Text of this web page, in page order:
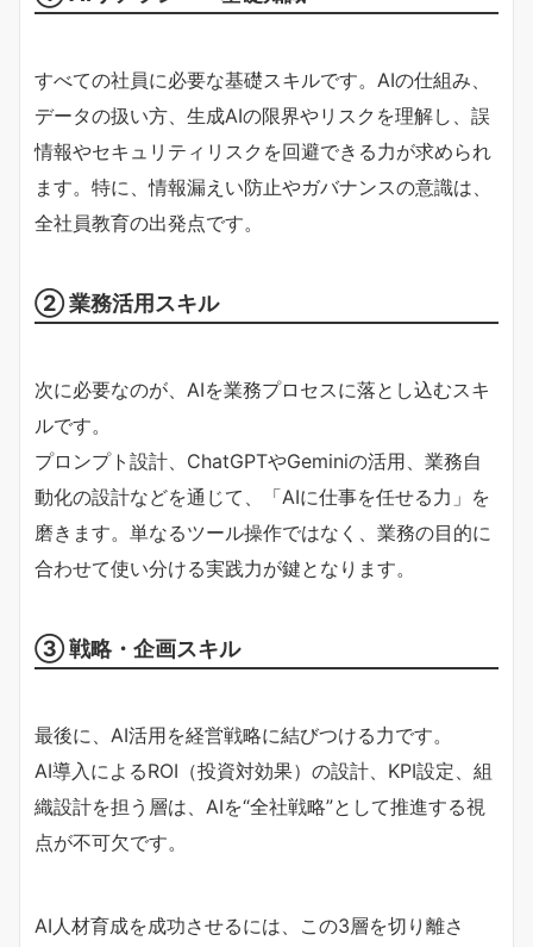
すべての社員に必要な基礎スキルです。AIの仕組み、
データの扱い方、生成AIの限界やリスクを理解し、誤
情報やセキュリティリスクを回避できる力が求められ
ます。特に、情報漏えい防止やガバナンスの意識は、
全社員教育の出発点です。
② 業務活用スキル
次に必要なのが、AIを業務プロセスに落とし込むスキ
ルです。
プロンプト設計、ChatGPTやGeminiの活用、業務自
動化の設計などを通じて、「AIに仕事を任せる力」を
磨きます。単なるツール操作ではなく、業務の目的に
合わせて使い分ける実践力が鍵となります。
③ 戦略・企画スキル
最後に、AI活用を経営戦略に結びつける力です。
AI導入によるROI（投資対効果）の設計、KPI設定、組
織設計を担う層は、AIを“全社戦略”として推進する視
点が不可欠です。
AI人材育成を成功させるには、この3層を切り離さ